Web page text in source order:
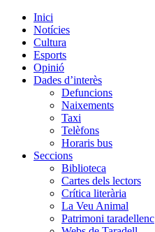
Inici
Notícies
Cultura
Esports
Opinió
Dades d’interès
Defuncions
Naixements
Taxi
Telèfons
Horaris bus
Seccions
Biblioteca
Cartes dels lectors
Crítica literària
La Veu Animal
Patrimoni taradellenc